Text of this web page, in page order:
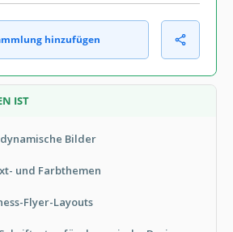
hinzufügen
IST
Bilder
und Farbthemen
Flyer-Layouts